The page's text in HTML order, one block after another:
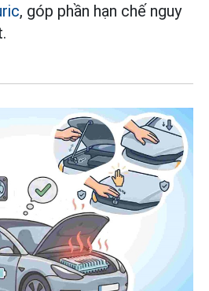
, góp phần hạn chế nguy